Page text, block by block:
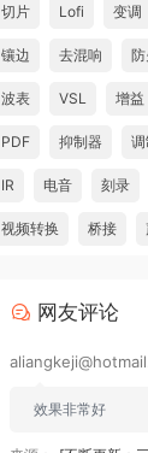
切片 Lofi 变调
镶边 去混响
波表 VSL 增益
PDF 抑制器 调
IR 电音 刻录
视频转换 桥接
网友评论
效果非常好